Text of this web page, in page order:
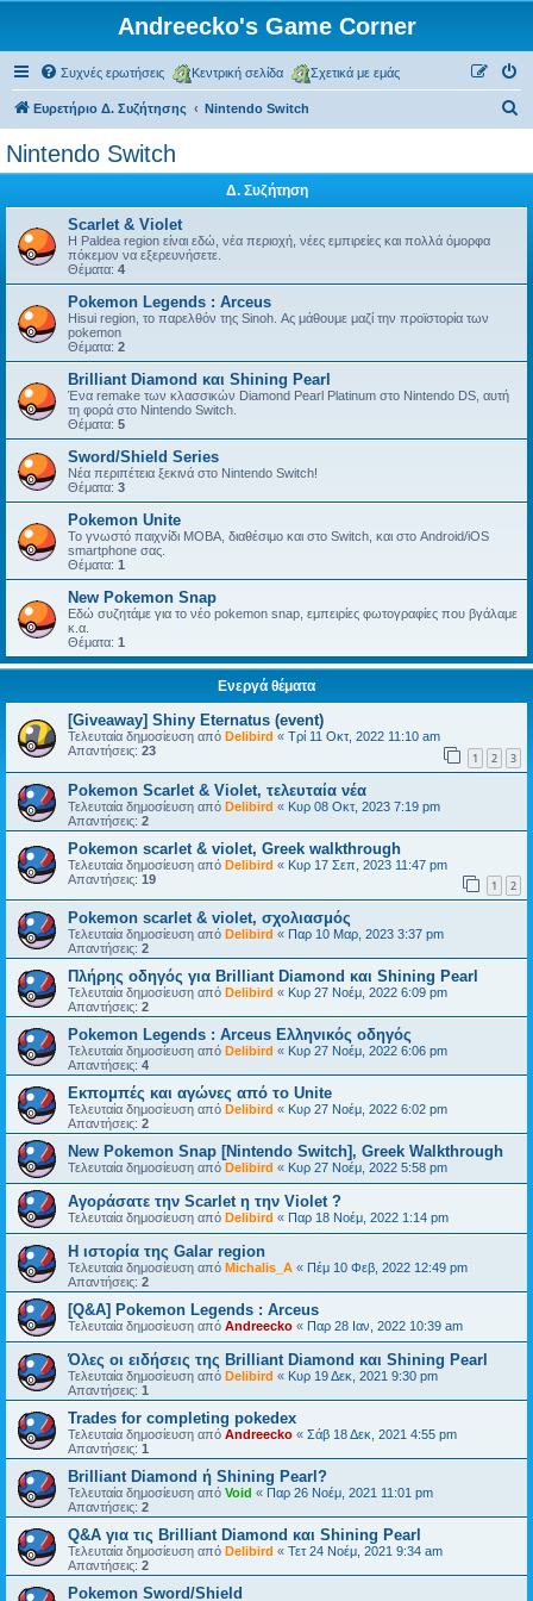
Andreecko's Game Corner
Συχνές ερωτήσεις Κεντρική σελίδα Σχετικά με εμάς
Ευρετήριο Δ. Συζήτησης Nintendo Switch
Nintendo Switch
Δ. Συζήτηση
Scarlet & Violet
Η Paldea region είναι εδώ, νέα περιοχή, νέες εμπιρείες και πολλά όμορφα
πόκεμον να εξερευνήσετε.
Θέματα: 4
Pokemon Legends : Arceus
Hisui region, το παρελθόν της Sinoh. Ας μάθουμε μαζί την προϊστορία των
pokemon
Θέματα: 2
Brilliant Diamond και Shining Pearl
Ένα remake των κλασσικών Diamond Pearl Platinum στο Nintendo DS, αυτή
τη φορά στο Nintendo Switch.
Θέματα: 5
Sword/Shield Series
Νέα περιπέτεια ξεκινά στο Nintendo Switch!
Θέματα: 3
Pokemon Unite
Το γνωστό παιχνίδι MOBA, διαθέσιμο και στο Switch, και στο Android/iOS
smartphone σας.
Θέματα: 1
New Pokemon Snap
Εδώ συζητάμε για το νέο pokemon snap, εμπειρίες φωτογραφίες που βγάλαμε
κ.α.
Θέματα: 1
Ενεργά θέματα
[Giveaway] Shiny Eternatus (event)
Τελευταία δημοσίευση από Delibird « Τρί 11 Οκτ, 2022 11:10 am
Απαντήσεις: 23 1 2 3
Pokemon Scarlet & Violet, τελευταία νέα
Τελευταία δημοσίευση από Delibird « Κυρ 08 Οκτ, 2023 7:19 pm
Απαντήσεις: 2
Pokemon scarlet & violet, Greek walkthrough
Τελευταία δημοσίευση από Delibird « Κυρ 17 Σεπ, 2023 11:47 pm
Απαντήσεις: 19 1 2
Pokemon scarlet & violet, σχολιασμός
Τελευταία δημοσίευση από Delibird « Παρ 10 Μαρ, 2023 3:37 pm
Απαντήσεις: 2
Πλήρης οδηγός για Brilliant Diamond και Shining Pearl
Τελευταία δημοσίευση από Delibird « Κυρ 27 Νοέμ, 2022 6:09 pm
Απαντήσεις: 2
Pokemon Legends : Arceus Ελληνικός οδηγός
Τελευταία δημοσίευση από Delibird « Κυρ 27 Νοέμ, 2022 6:06 pm
Απαντήσεις: 4
Εκπομπές και αγώνες από το Unite
Τελευταία δημοσίευση από Delibird « Κυρ 27 Νοέμ, 2022 6:02 pm
Απαντήσεις: 2
New Pokemon Snap [Nintendo Switch], Greek Walkthrough
Τελευταία δημοσίευση από Delibird « Κυρ 27 Νοέμ, 2022 5:58 pm
Αγοράσατε την Scarlet η την Violet ?
Τελευταία δημοσίευση από Delibird « Παρ 18 Νοέμ, 2022 1:14 pm
Η ιστορία της Galar region
Τελευταία δημοσίευση από Michalis_A « Πέμ 10 Φεβ, 2022 12:49 pm
Απαντήσεις: 2
[Q&A] Pokemon Legends : Arceus
Τελευταία δημοσίευση από Andreecko « Παρ 28 Ιαν, 2022 10:39 am
Όλες οι ειδήσεις της Brilliant Diamond και Shining Pearl
Τελευταία δημοσίευση από Delibird « Κυρ 19 Δεκ, 2021 9:30 pm
Απαντήσεις: 1
Trades for completing pokedex
Τελευταία δημοσίευση από Andreecko « Σάβ 18 Δεκ, 2021 4:55 pm
Απαντήσεις: 1
Brilliant Diamond ή Shining Pearl?
Τελευταία δημοσίευση από Void « Παρ 26 Νοέμ, 2021 11:01 pm
Απαντήσεις: 2
Q&A για τις Brilliant Diamond και Shining Pearl
Τελευταία δημοσίευση από Delibird « Τετ 24 Νοέμ, 2021 9:34 am
Απαντήσεις: 2
Pokemon Sword/Shield